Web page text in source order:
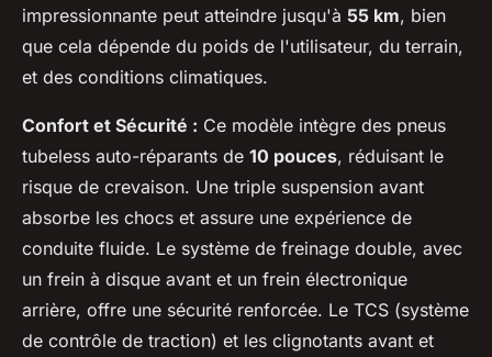
impressionnante peut atteindre jusqu'à 55 km, bien
que cela dépende du poids de l'utilisateur, du terrain,
et des conditions climatiques.
Confort et Sécurité : Ce modèle intègre des pneus
tubeless auto-réparants de 10 pouces, réduisant le
risque de crevaison. Une triple suspension avant
absorbe les chocs et assure une expérience de
conduite fluide. Le système de freinage double, avec
un frein à disque avant et un frein électronique
arrière, offre une sécurité renforcée. Le TCS (système
de contrôle de traction) et les clignotants avant et